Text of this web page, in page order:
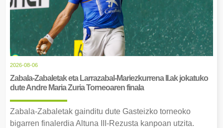
2026-08-06
Zabala-Zabaletak eta Larrazabal-Mariezkurrena II.ak jokatuko
dute Andre Maria Zuria Torneoaren finala
Zabala-Zabaletak gainditu dute Gasteizko torneoko
bigarren finalerdia Altuna III-Rezusta kanpoan utzita.